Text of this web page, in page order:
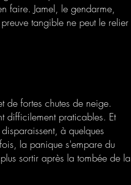
faire. Jamel, le gendarme,
tangible ne peut le relier
de fortes chutes de neige.
difficilement praticables. Et
à quelques
la panique s'empare du
sortir après la tombée de la